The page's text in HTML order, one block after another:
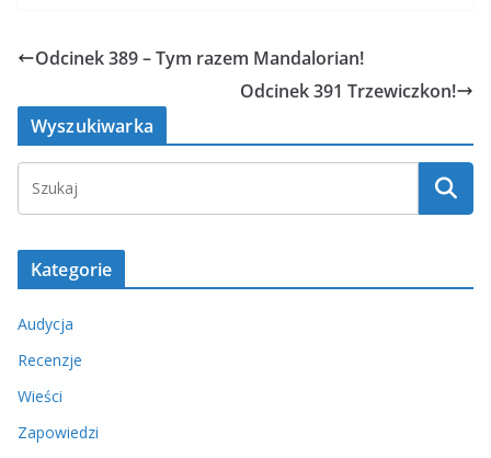
Odcinek 389 – Tym razem Mandalorian!
Odcinek 391 Trzewiczkon!
Wyszukiwarka
Kategorie
Audycja
Recenzje
Wieści
Zapowiedzi